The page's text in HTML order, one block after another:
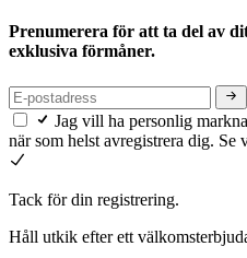
Prenumerera för att ta del av
exklusiva förmåner.
Jag vill ha personlig
när som helst avregistrera dig. Se
Tack för din registrering.
Håll utkik efter ett